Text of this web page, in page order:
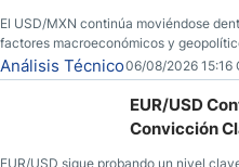
El USD/MXN continúa moviéndose
factores macroeconómicos y
dominado al mercado en las últimas
Análisis Técnico06/08/2026 15:16
EUR/USD
Convicción
EUR/USD sigue probando un nivel